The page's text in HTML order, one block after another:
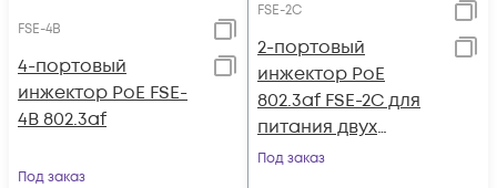
FSE-4B
4-портовый
инжектор РоЕ FSE-
4B 802.3af
Под заказ
FSE-2C
2-портовый
инжектор РоЕ
802.3af FSE-2C для
питания двух
термокожухов
Под заказ